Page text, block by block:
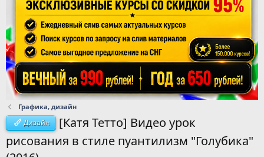
Графика, дизайн
Дизайн
[Катя Тетто] Видео урок
рисования в стиле пуантилизм "Голубика"